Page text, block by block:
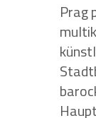
Prag